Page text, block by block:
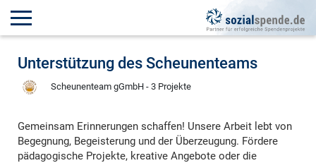
Unterstützung des Scheunenteams
Scheunenteam gGmbH - 3 Projekte
Gemeinsam Erinnerungen schaffen! Unsere Arbeit lebt von
Begegnung, Begeisterung und der Überzeugung. Fördere
pädagogische Projekte, kreative Angebote oder die